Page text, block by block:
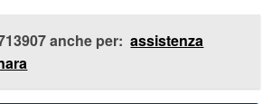
anche per: assistenza